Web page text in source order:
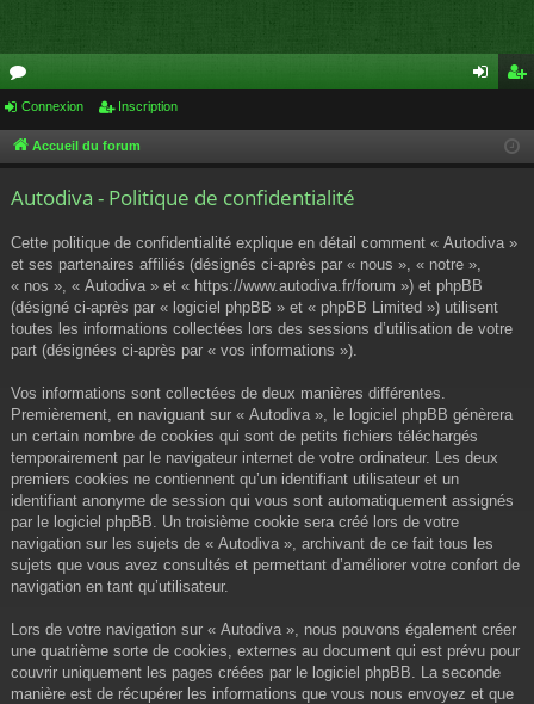
or
u cri
Connexion Inscription
Accueil du forum
Autodiva - Politique de confidentialité
Cette politique de confidentialité explique en détail comment « Autodiva »
et ses partenaires affiliés (désignés ci-après par « nous », « notre »,
« nos », « Autodiva » et « https://www.autodiva.fr/forum ») et phpBB
(désigné ci-après par « logiciel phpBB » et « phpBB Limited ») utilisent
toutes les informations collectées lors des sessions d’utilisation de votre
part (désignées ci-après par « vos informations »).
Vos informations sont collectées de deux manières différentes.
Premièrement, en naviguant sur « Autodiva », le logiciel phpBB génèrera
un certain nombre de cookies qui sont de petits fichiers téléchargés
temporairement par le navigateur internet de votre ordinateur. Les deux
premiers cookies ne contiennent qu’un identifiant utilisateur et un
identifiant anonyme de session qui vous sont automatiquement assignés
par le logiciel phpBB. Un troisième cookie sera créé lors de votre
navigation sur les sujets de « Autodiva », archivant de ce fait tous les
sujets que vous avez consultés et permettant d’améliorer votre confort de
navigation en tant qu’utilisateur.
Lors de votre navigation sur « Autodiva », nous pouvons également créer
une quatrième sorte de cookies, externes au document qui est prévu pour
couvrir uniquement les pages créées par le logiciel phpBB. La seconde
manière est de récupérer les informations que vous nous envoyez et que